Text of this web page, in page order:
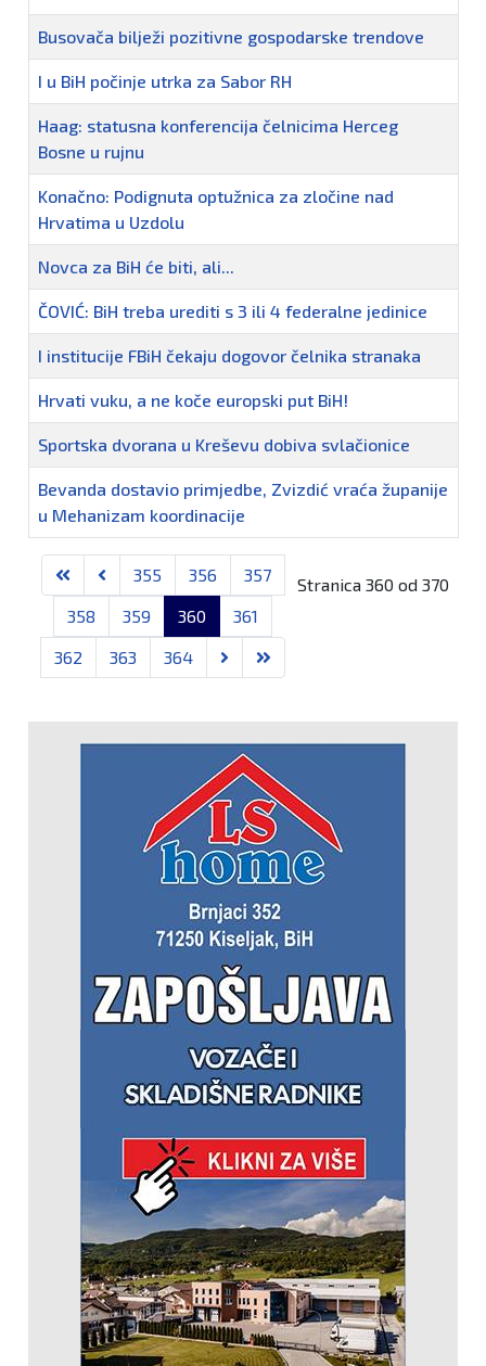
Busovača bilježi pozitivne gospodarske trendove
I u BiH počinje utrka za Sabor RH
Haag: statusna konferencija čelnicima Herceg
Bosne u rujnu
Konačno: Podignuta optužnica za zločine nad
Hrvatima u Uzdolu
Novca za BiH će biti, ali...
ČOVIĆ: BiH treba urediti s 3 ili 4 federalne jedinice
I institucije FBiH čekaju dogovor čelnika stranaka
Hrvati vuku, a ne koče europski put BiH!
Sportska dvorana u Kreševu dobiva svlačionice
Bevanda dostavio primjedbe, Zvizdić vraća županije
u Mehanizam koordinacije
Stranica 360 od 370
355 356
357
358
359 360
361
362
363 364